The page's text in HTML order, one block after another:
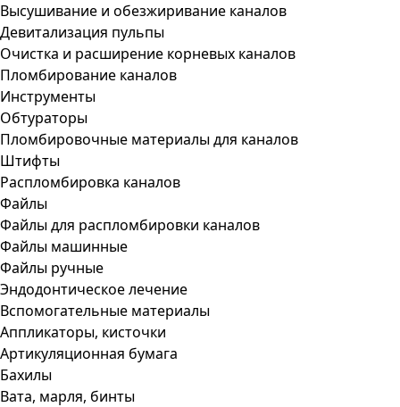
Высушивание и обезжиривание каналов
Девитализация пульпы
Очистка и расширение корневых каналов
Пломбирование каналов
Инструменты
Обтураторы
Пломбировочные материалы для каналов
Штифты
Распломбировка каналов
Файлы
Файлы для распломбировки каналов
Файлы машинные
Файлы ручные
Эндодонтическое лечение
Вспомогательные материалы
Аппликаторы, кисточки
Артикуляционная бумага
Бахилы
Вата, марля, бинты